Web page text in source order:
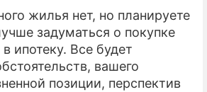
жилья нет, но планируете
задуматься о покупке
ипотеку. Все будет
вашего
позиции, перспектив